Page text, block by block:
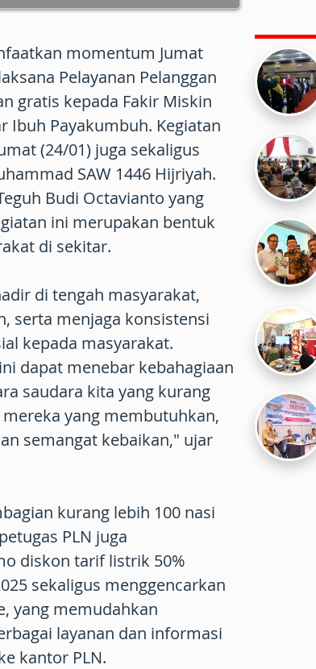
momentum Jumat
Pelayanan Pelanggan
gratis kepada Fakir Miskin
Ibuh Payakumbuh. Kegiatan
(24/01) juga sekaligus
SAW 1446 Hijriyah.
Budi Octavianto yang
ini merupakan bentuk
di sekitar.
di tengah masyarakat,
serta menjaga konsistensi
kepada masyarakat.
dapat menebar kebahagiaan
saudara kita yang kurang
yang membutuhkan,
semangat kebaikan," ujar
kurang lebih 100 nasi
PLN juga
diskon tarif listrik 50%
sekaligus menggencarkan
yang memudahkan
layanan dan informasi
kantor PLN.